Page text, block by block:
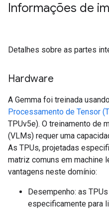
Informações de
Detalhes sobre as partes
Hardware
A Gemma foi treinada
Processamento de Tensor
TPUv5e). O treinamento de
(VLMs) requer uma
As TPUs, projetadas
matriz comuns em machine
vantagens neste domínio:
Desempenho: as
especificamente para